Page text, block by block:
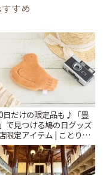
すめ
日だけの限定品も♪「豊
で見つける鳩の日グッズ
限定アイテム | ことりっ